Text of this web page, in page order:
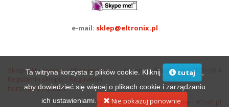
e-mail: sklep@eltronix.pl
Ostatnia aktualizacja: 2026-08-4
Sklep |Hurtownia|Moje konto|
Regulamin sklepu
Regulamin
hurtowni|Kontakt
Projekt i wykonanie: programy na zamówienie - itCraft.pl
Ta witryna korzysta z plików cookie. Kliknij tutaj
aby dowiedzieć się więcej o plikach cookie i zarządzaniu
ich ustawieniami.
Nie pokazuj ponownie